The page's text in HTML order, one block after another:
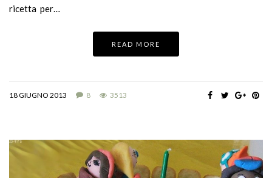
ricetta per…
READ MORE
18 GIUGNO 2013 8 3513